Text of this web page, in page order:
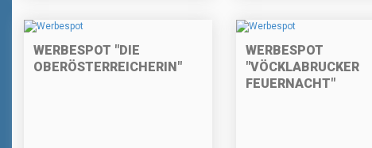
WERBESPOT "DIE
OBERÖSTERREICHERIN"
WERBESPOT
"VÖCKLABRUCKER
FEUERNACHT"